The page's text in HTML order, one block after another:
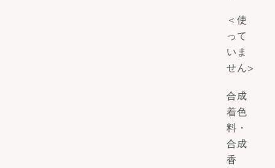
＜使
って
いま
せん>
合成
着色
料・
合成
香